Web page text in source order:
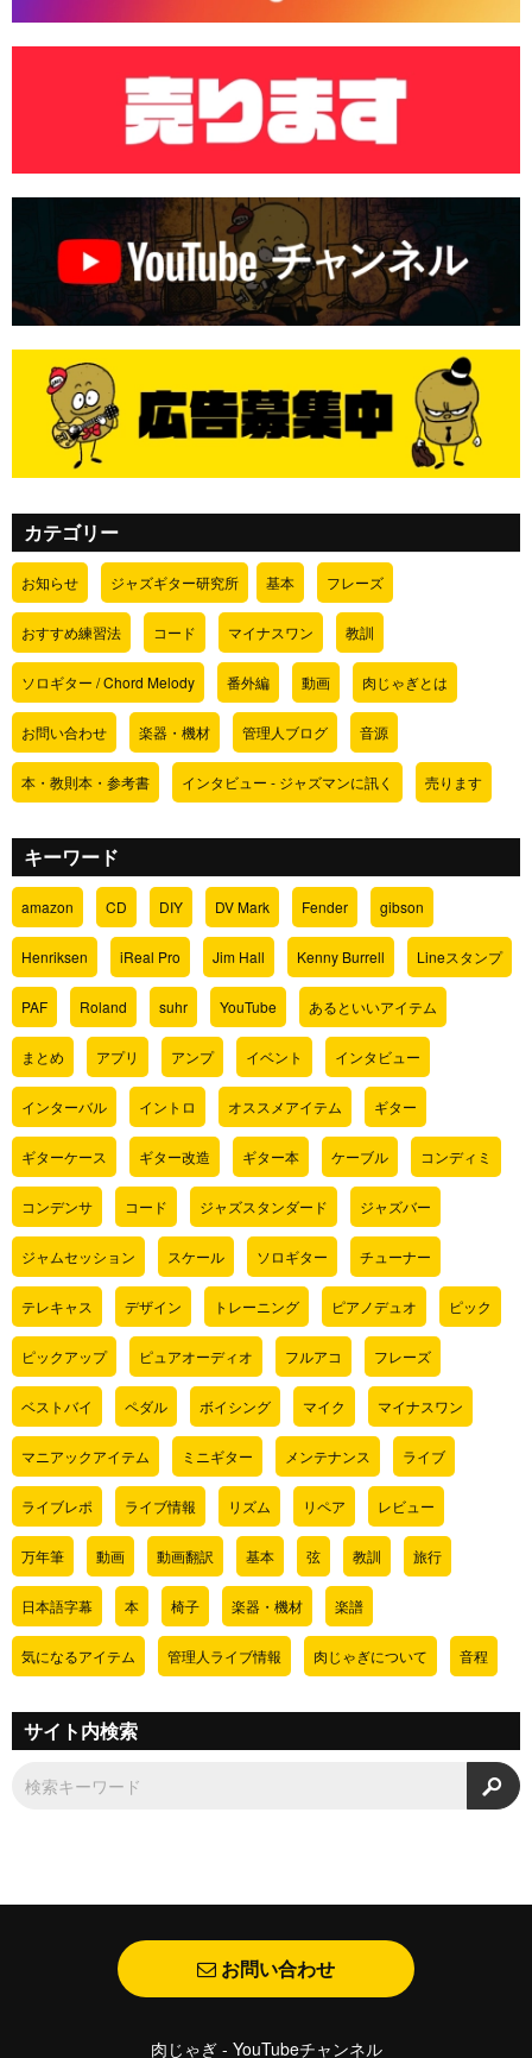
カテゴリー
お知らせ ジャズギター研究所 基本 フレーズ
おすすめ練習法 コード マイナスワン 教訓
ソロギター / Chord Melody 番外編 動画 肉じゃぎとは
お問い合わせ 楽器・機材 管理人ブログ 音源
本・教則本・参考書 インタビュー - ジャズマンに訊く 売ります
キーワード
amazon CD DIY DV Mark Fender gibson
Henriksen iReal Pro Jim Hall Kenny Burrell Lineスタンプ
PAF Roland suhr YouTube あるといいアイテム
まとめ アプリ アンプ イベント インタビュー
インターバル イントロ オススメアイテム ギター
ギターケース ギター改造 ギター本 ケーブル コンディミ
コンデンサ コード ジャズスタンダード ジャズバー
ジャムセッション スケール ソロギター チューナー
テレキャス デザイン トレーニング ピアノデュオ ピック
ピックアップ ピュアオーディオ フルアコ フレーズ
ベストバイ ペダル ボイシング マイク マイナスワン
マニアックアイテム ミニギター メンテナンス ライブ
ライブレポ ライブ情報 リズム リペア レビュー
万年筆 動画 動画翻訳 基本 弦 教訓 旅行
日本語字幕 本 椅子 楽器・機材 楽譜
気になるアイテム 管理人ライブ情報 肉じゃぎについて 音程
サイト内検索
検
お問い合わせ
肉じゃぎ - YouTubeチャンネル